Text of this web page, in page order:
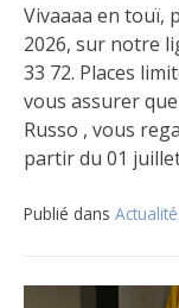
Vivaaaa en touï,
2026, sur notre
33 72. Places
vous assurer
Russo , vous
partir du 01
Publié dans